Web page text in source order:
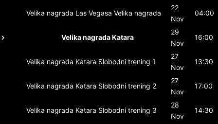
Velika nagrada Las Vegasa Velika nagrada
22
Nov
04:00
Velika nagrada Katara
29
Nov
16:00
Velika nagrada Katara Slobodni trening 1
27
Nov
13:30
Velika nagrada Katara Slobodni trening 2
27
Nov
17:00
Velika nagrada Katara Slobodni trening 3
28
Nov
14:30